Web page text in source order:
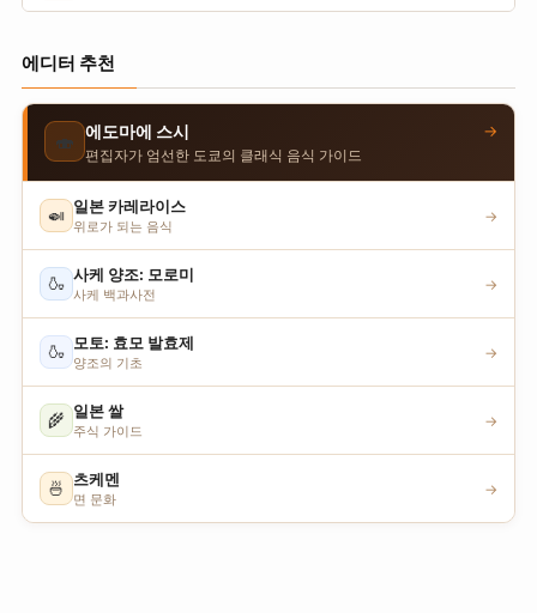
에디터 추천
🍣 에도마에 스시
편집자가 엄선한 도쿄의 클래식 음식 가이드
→
🍛 일본 카레라이스
위로가 되는 음식
→
🍶 사케 양조: 모로미
사케 백과사전
→
🍶 모토: 효모 발효제
양조의 기초
→
🌾 일본 쌀
주식 가이드
→
🍜 츠케멘
면 문화
→